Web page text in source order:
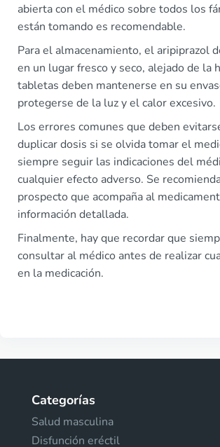
abierta con el médico sobre todos los
están tomando es recomendable.
Para el almacenamiento, el aripiprazol
en un lugar fresco y seco, alejado de la
tabletas deben mantenerse en su
protegerse de la luz y el calor excesivo.
Los errores comunes que deben
duplicar dosis si se olvida tomar el
siempre seguir las indicaciones del
cualquier efecto adverso. Se
prospecto que acompaña al
información detallada.
Finalmente, hay que recordar que
consultar al médico antes de realizar
en la medicación.
Categorías
Salud masculina
Disfunción eréctil